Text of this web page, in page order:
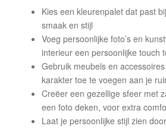
Kies een kleurenpalet dat past
smaak en stijl
Voeg persoonlijke foto’s en
interieur een persoonlijke touch
Gebruik meubels en
karakter toe te voegen aan je
Creëer een gezellige sfeer met
een foto deken, voor extra
Laat je persoonlijke stijl zien